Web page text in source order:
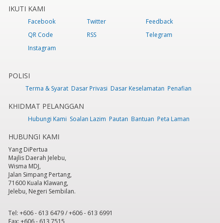
IKUTI KAMI
Facebook Twitter
Feedback
QR Code
RSS
Telegram
Instagram
POLISI
Terma & Syarat Dasar Privasi Dasar Keselamatan Penafian
KHIDMAT PELANGGAN
Hubungi Kami Soalan Lazim Pautan Bantuan Peta Laman
HUBUNGI KAMI
Yang DiPertua
Majlis Daerah Jelebu,
Wisma MDJ,
Jalan Simpang Pertang,
71600 Kuala Klawang,
Jelebu, Negeri Sembilan.
Tel: +606 - 613 6479 / +606 - 613 6991